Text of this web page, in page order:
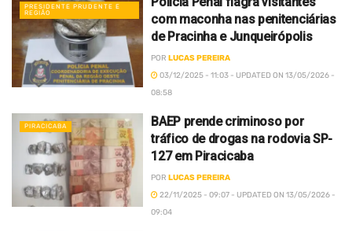
PRESIDENTE PRUDENTE E
REGIÃO
com maconha nas penitenciárias
de Pracinha e Junqueirópolis
POR LUCAS PEREIRA
03/12/2025 - 11:03 - UPDATED ON 13/05/2026 -
08:58
PIRACICABA
BAEP prende criminoso por
tráfico de drogas na rodovia SP-
127 em Piracicaba
POR LUCAS PEREIRA
22/11/2025 - 09:07 - UPDATED ON 13/05/2026 -
09:04